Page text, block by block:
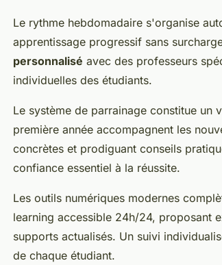
Le rythme hebdomadaire s'organise
apprentissage progressif sans
personnalisé avec des professeurs
individuelles des étudiants.
Le système de parrainage constitue un
première année accompagnent les
concrètes et prodiguant conseils
confiance essentiel à la réussite.
Les outils numériques modernes
learning accessible 24h/24, proposant
supports actualisés. Un suivi
de chaque étudiant.